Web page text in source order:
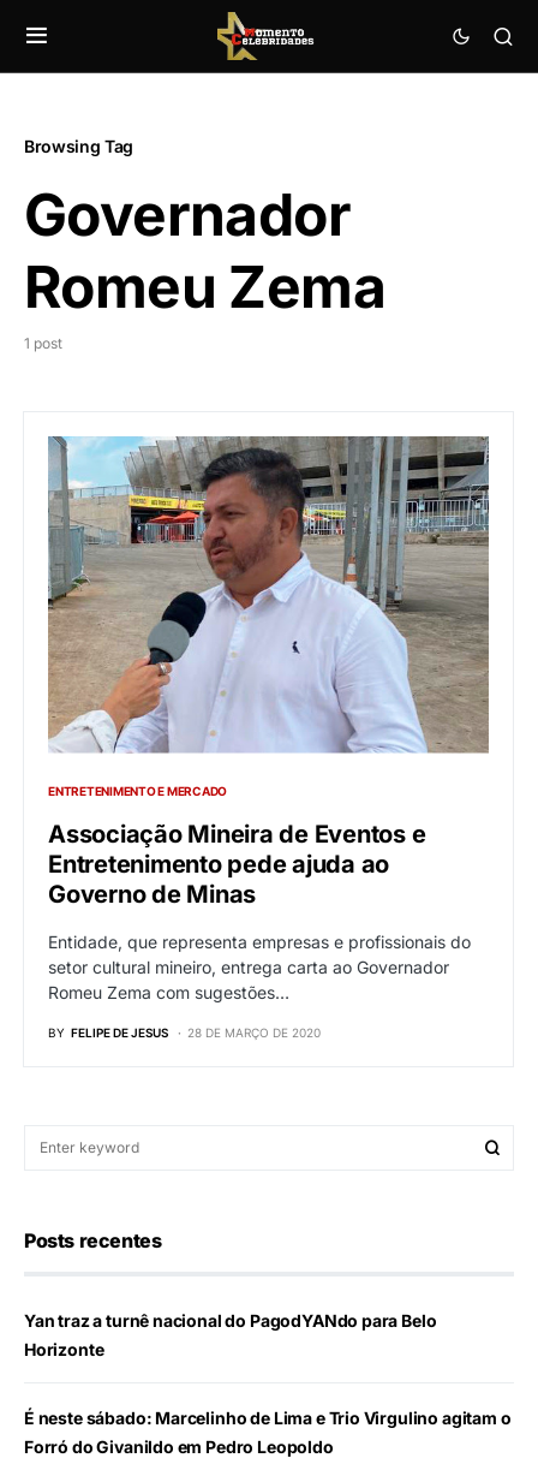
Browsing Tag
Governador
Romeu Zema
1 post
ENTRETENIMENTO E MERCADO
Associação Mineira de Eventos e
Entretenimento pede ajuda ao
Governo de Minas
Entidade, que representa empresas e profissionais do
setor cultural mineiro, entrega carta ao Governador
Romeu Zema com sugestões…
BY FELIPE DE JESUS 28 DE MARÇO DE 2020
Posts recentes
Yan traz a turnê nacional do PagodYANdo para Belo
Horizonte
É neste sábado: Marcelinho de Lima e Trio Virgulino agitam o
Forró do Givanildo em Pedro Leopoldo